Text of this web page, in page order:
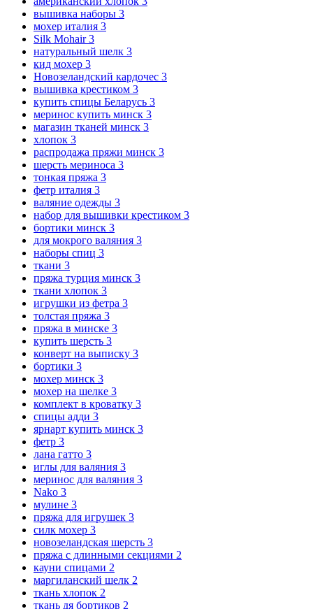
вышивка наборы 3
мохер италия 3
Silk Mohair3
натуральный шелк 3
кид мохер 3
Новозеландский кардочес 3
вышивка крестиком 3
купить спицы Беларусь 3
меринос купить минск 3
магазин тканей минск 3
хлопок 3
распродажа пряжи минск 3
шерсть мериноса 3
тонкая пряжа 3
фетр италия 3
валяние одежды 3
набор для вышивки крестиком 3
бортики минск 3
для мокрого валяния 3
наборы спиц 3
ткани 3
пряжа турция минск 3
ткани хлопок 3
игрушки из фетра 3
толстая пряжа 3
пряжа в минске 3
купить шерсть 3
конверт на выписку 3
бортики 3
мохер минск 3
мохер на шелке 3
комплект в кроватку 3
спицы адди 3
ярнарт купить минск 3
фетр 3
лана гатто 3
иглы для валяния 3
меринос для валяния 3
Nako 3
мулине 3
пряжа для игрушек 3
силк мохер 3
новозеландская шерсть 3
пряжа с длинными секциями 2
кауни спицами 2
маргиланский шелк 2
ткань хлопок 2
ткань дя бортиков 2